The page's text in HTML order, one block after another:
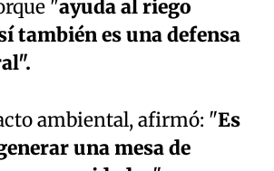
"ayuda al riego
también es una defensa
ambiental, afirmó: "Es
una mesa de